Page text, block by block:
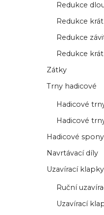
Redukce
Redukce
Redukce
Redukce
Zátky
Trny hadicové
Hadicové
Hadicové
Hadicové spony
Navrtávací díly
Uzavírací klapky
Ruční
Uzavírací